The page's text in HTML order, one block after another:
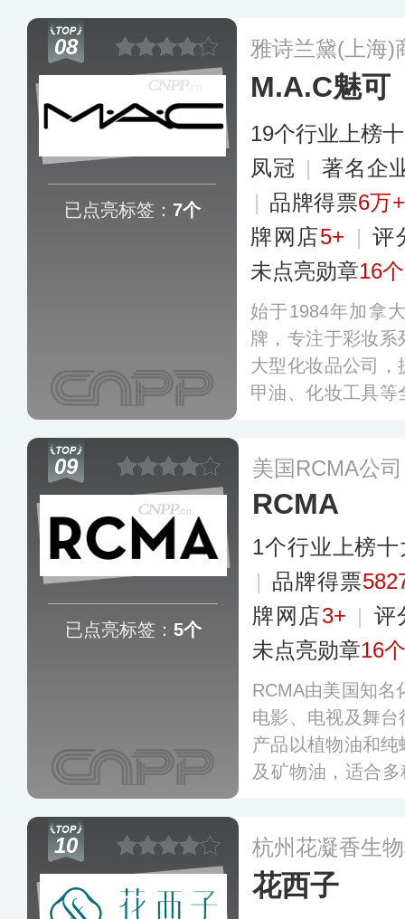
化的服务在化妆护
力和市场占有率。
08
已点亮标签： 7个
雅诗兰黛(上海)
M.A.C魅可
19个行业上榜
凤冠 | 著名企
| 品牌得票6万+
牌网店5+ | 评
未点亮勋章16个
始于1984年加拿
牌，专注于彩妆
大型化妆品公司
甲油、化妆工具
列，满足消费者
09
已点亮标签： 5个
美国RCMA公司
RCMA
1个行业上榜
| 品牌得票
牌网店3+ | 评
未点亮勋章16个
RCMA由美国知名
电影、电视及舞
产品以植物油和
及矿物油，适合
饼、粉底在业界
10 杭州花凝香生
花西子